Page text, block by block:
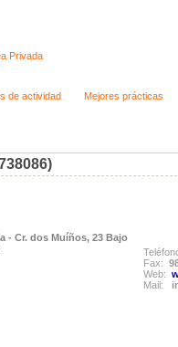
Privada
de actividad Mejores prácticas
Cr. dos Muíños, 23 Bajo
Fax:
Web:
Mail: